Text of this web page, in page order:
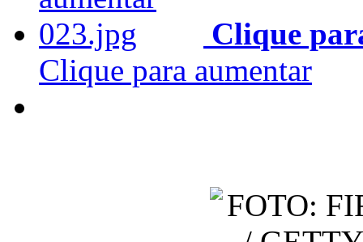
Clique
Clique para aumentar